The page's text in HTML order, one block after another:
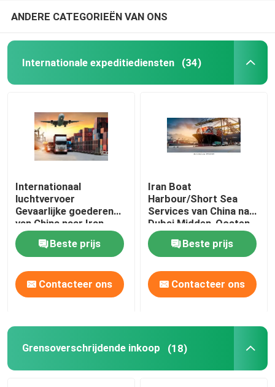
ANDERE CATEGORIEËN VAN ONS
Internationale expeditiediensten (34)
Internationaal
luchtvervoer
Gevaarlijke goederen
van China naar Iran
Qatar Oman Midden-
Oosten Rusland
Wereldwijd
Beste prijs
Contacteer ons
Iran Boat
Harbour/Short Sea
Services van China naar
Dubai Midden-Oosten
Internationaal
vrachtvervoer over
zee/luchtvaart
Beste prijs
Contacteer ons
Grensoverschrijdende inkoop (18)